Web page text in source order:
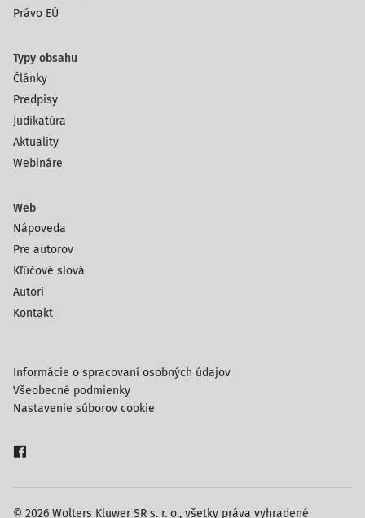
Právo EÚ
Typy obsahu
Články
Predpisy
Judikatúra
Aktuality
Webináre
Web
Nápoveda
Pre autorov
Kľúčové slová
Autori
Kontakt
© 2026 Wolters Kluwer SR s. r. o., všetky práva vyhradené
Informácie o spracovaní osobných údajov
Všeobecné podmienky
Nastavenie súborov cookie